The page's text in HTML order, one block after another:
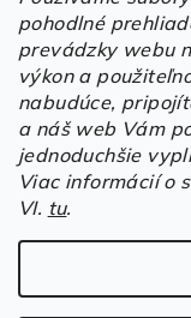
pohodlné
prevádzky webu
výkon a
nabudúce,
a náš web Vám
jednoduchšie
Viac informácií o
VI. tu.
Heureka
Hodnotenie
| Mária